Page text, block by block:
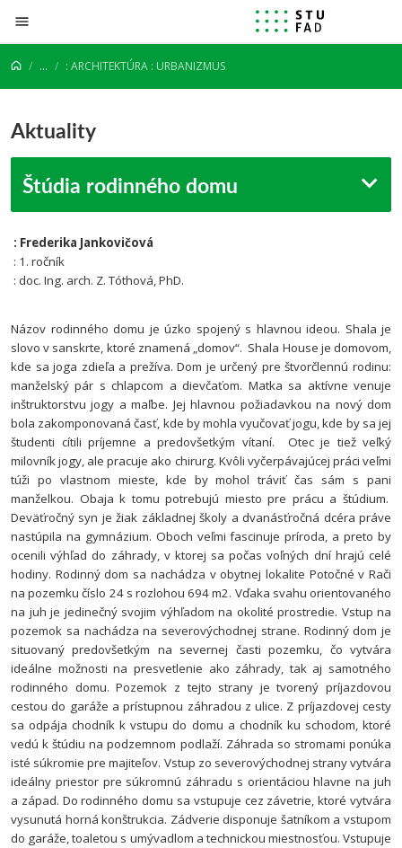
Prejsť na obsah
... : ARCHITEKTÚRA : URBANIZMUS
Aktuality
Štúdia rodinného domu
: Frederika Jankovičová
: 1. ročník
: doc. Ing. arch. Z. Tóthová, PhD.
Názov rodinného domu je úzko spojený s hlavnou ideou. Shala je
slovo v sanskrte, ktoré znamená „domov“. Shala House je domovom,
kde sa joga zdieľa a prežíva.Dom je určený pre štvorčlennú rodinu:
manželský pár s chlapcom a dievčaťom. Matka sa aktívne venuje
inštruktorstvu jogy a maľbe. Jej hlavnou požiadavkou na nový dom
bola zakomponovaná časť, kde by mohla vyučovať jogu, kde by sa jej
študenti cítili príjemne a predovšetkým vítaní. Otec je tiež veľký
milovník jogy, ale pracuje ako chirurg. Kvôli vyčerpávajúcej práci veľmi
túži po vlastnom mieste, kde by mohol tráviť čas sám s pani
manželkou. Obaja k tomu potrebujú miesto pre prácu a štúdium.
Deväťročný syn je žiak základnej školy a dvanásťročná dcéra práve
nastúpila na gymnázium. Oboch veľmi fascinuje príroda, a preto by
ocenili výhľad do záhrady, v ktorej sa počas voľných dní hrajú celé
hodiny. Rodinný dom sa nachádza v obytnej lokalite Potočné v Rači
na pozemku číslo 24 s rozlohou 694 m2. Vďaka svahu orientovaného
na juh je jedinečný svojim výhľadom na okolité prostredie. Vstup na
pozemok sa nachádza na severovýchodnej strane. Rodinný dom je
situovaný predovšetkým na severnej časti pozemku, čo vytvára
ideálne možnosti na presvetlenie ako záhrady, tak aj samotného
rodinného domu. Pozemok z tejto strany je tvorený príjazdovou
cestou do garáže a prístupnou záhradou z ulice. Z príjazdovej cesty
sa odpája chodník k vstupu do domu a chodník ku schodom, ktoré
vedú k štúdiu na podzemnom podlaží. Záhrada so stromami ponúka
isté súkromie pre majiteľov. Vstup zo severovýchodnej strany vytvára
ideálny priestor pre súkromnú záhradu s orientáciou hlavne na juh
a západ. Do rodinného domu sa vstupuje cez závetrie, ktoré vytvára
vysunutá horná konštrukcia. Zádverie disponuje šatníkom a vstupom
do garáže, toaletou s umývadlom a technickou miestnosťou. Vstupuje